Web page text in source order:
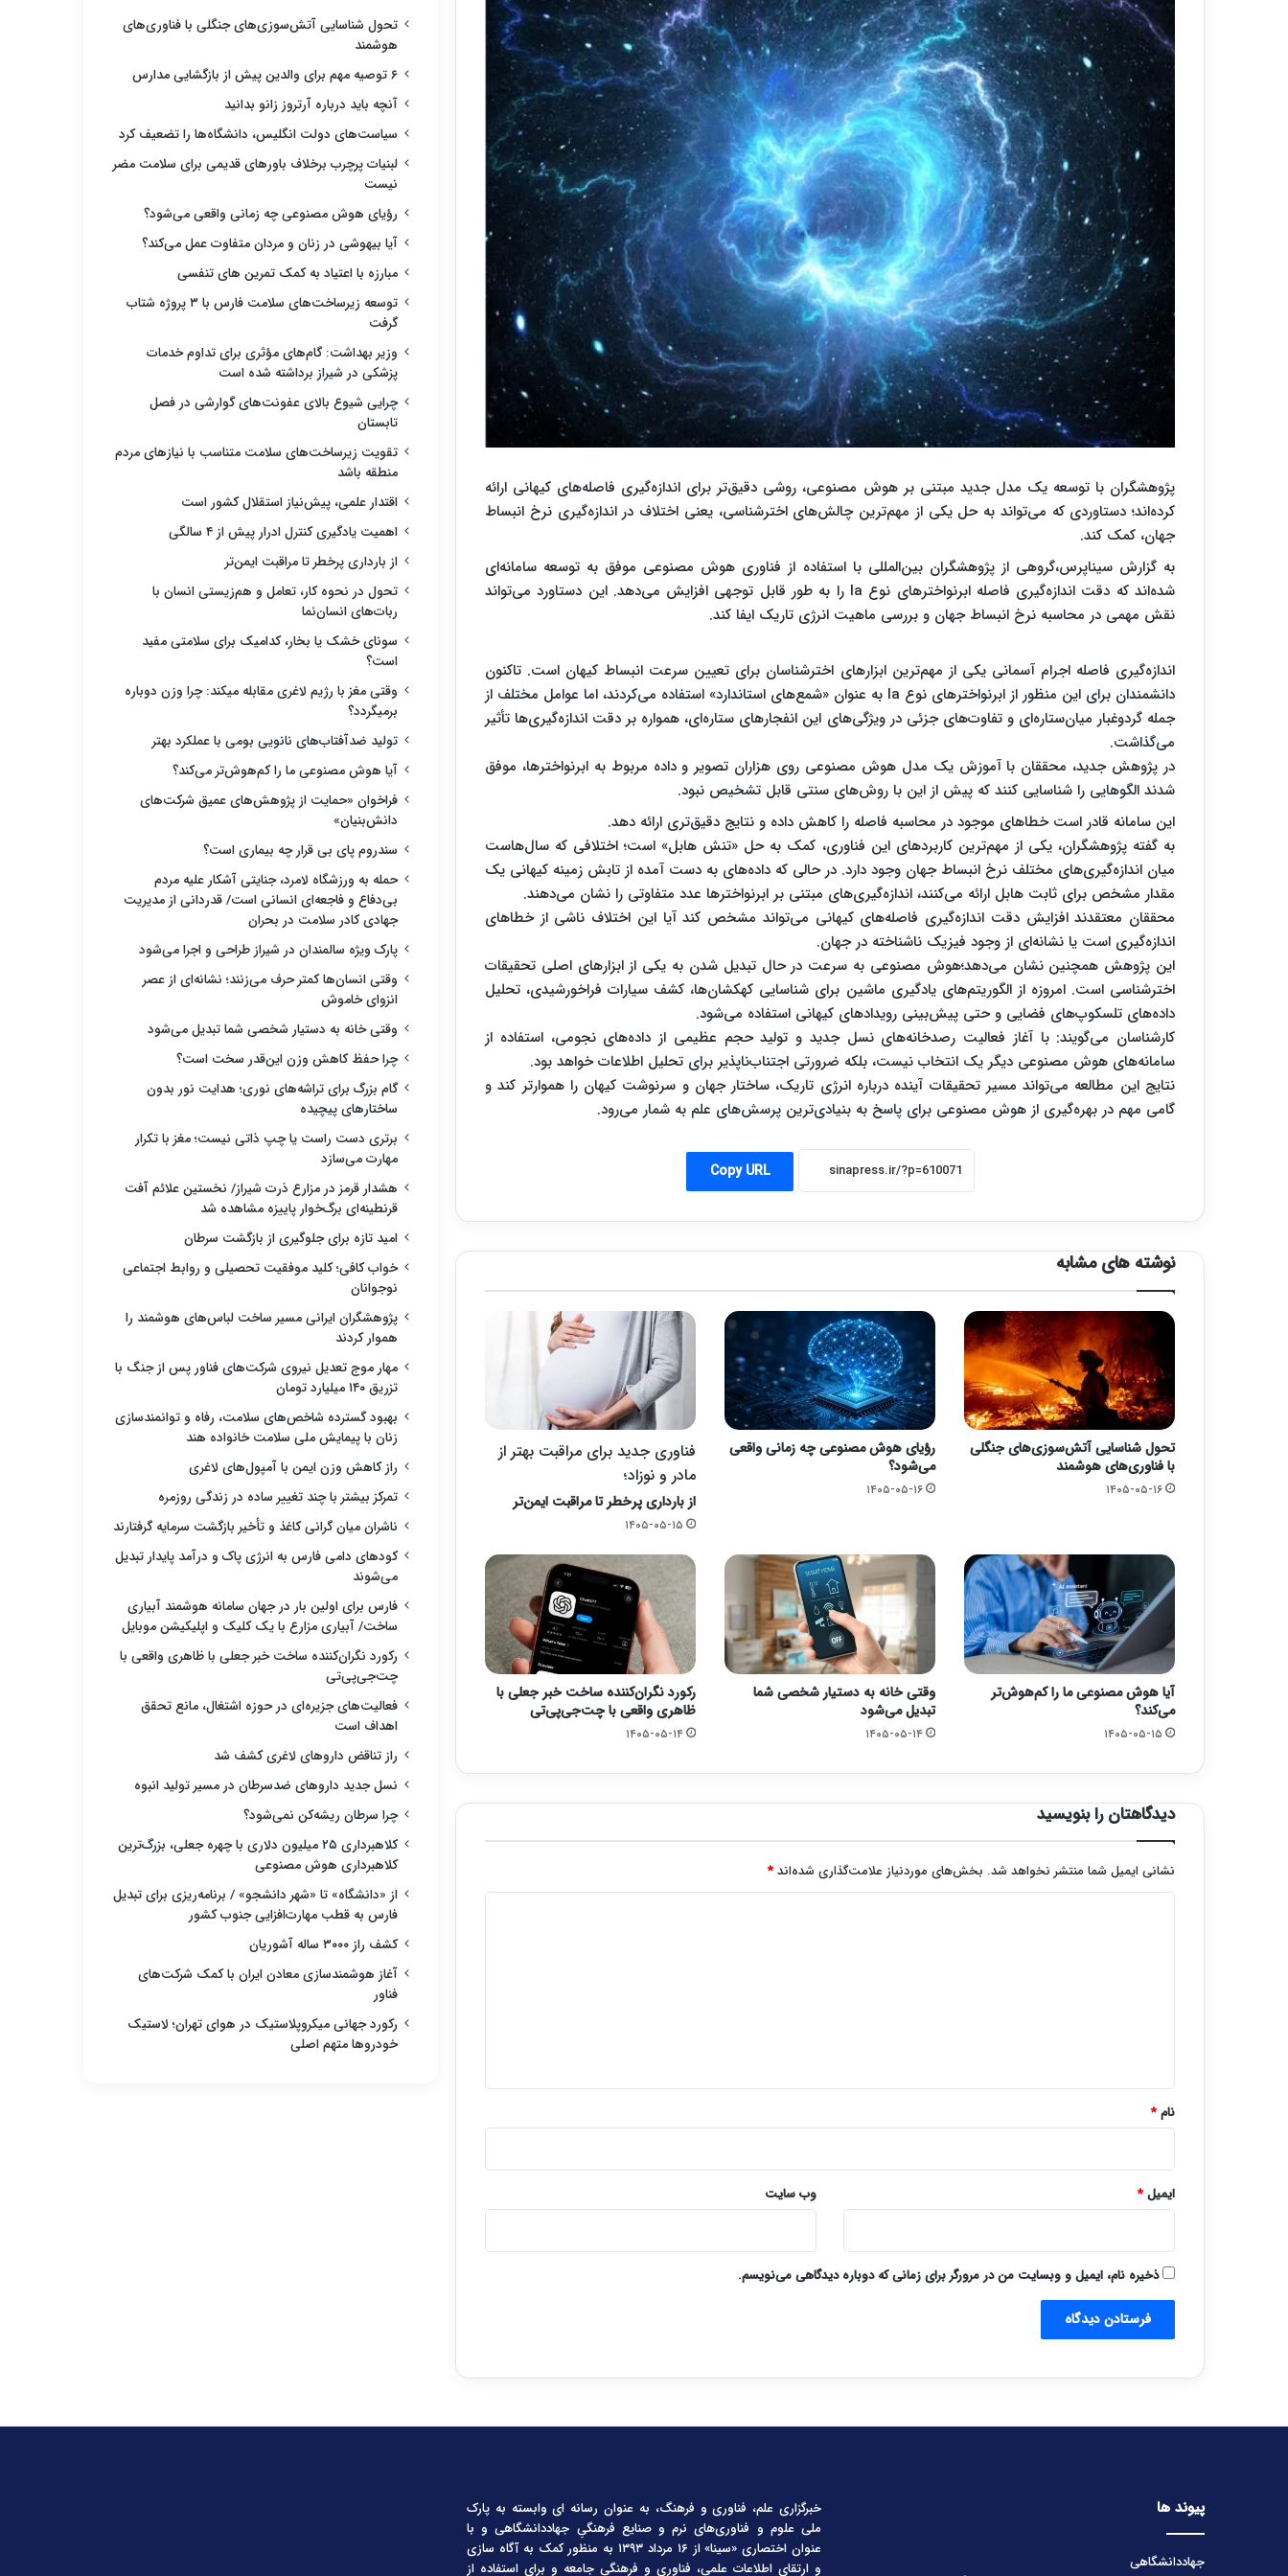
پژوهشگران با توسعه یک مدل جدید مبتنی بر هوش مصنوعی، روشی دقیق‌تر برای اندازه‌گیری فاصله‌های کیهانی ارائه
کرده‌اند؛ دستاوردی که می‌تواند به حل یکی از مهم‌ترین چالش‌های اخترشناسی، یعنی اختلاف در اندازه‌گیری نرخ انبساط
جهان، کمک کند.
به گزارش سیناپرس،گروهی از پژوهشگران بین‌المللی با استفاده از فناوری هوش مصنوعی موفق به توسعه سامانه‌ای
شده‌اند که دقت اندازه‌گیری فاصله ابرنواخترهای نوع Ia را به طور قابل توجهی افزایش می‌دهد. این دستاورد می‌تواند
نقش مهمی در محاسبه نرخ انبساط جهان و بررسی ماهیت انرژی تاریک ایفا کند.
اندازه‌گیری فاصله اجرام آسمانی یکی از مهم‌ترین ابزارهای اخترشناسان برای تعیین سرعت انبساط کیهان است. تاکنون
دانشمندان برای این منظور از ابرنواخترهای نوع Ia به عنوان «شمع‌های استاندارد» استفاده می‌کردند، اما عوامل مختلف از
جمله گردوغبار میان‌ستاره‌ای و تفاوت‌های جزئی در ویژگی‌های این انفجارهای ستاره‌ای، همواره بر دقت اندازه‌گیری‌ها تأثیر
می‌گذاشت.
در پژوهش جدید، محققان با آموزش یک مدل هوش مصنوعی روی هزاران تصویر و داده مربوط به ابرنواخترها، موفق
شدند الگوهایی را شناسایی کنند که پیش از این با روش‌های سنتی قابل تشخیص نبود.
این سامانه قادر است خطاهای موجود در محاسبه فاصله را کاهش داده و نتایج دقیق‌تری ارائه دهد.
به گفته پژوهشگران، یکی از مهم‌ترین کاربردهای این فناوری، کمک به حل «تنش هابل» است؛ اختلافی که سال‌هاست
میان اندازه‌گیری‌های مختلف نرخ انبساط جهان وجود دارد. در حالی که داده‌های به دست آمده از تابش زمینه کیهانی یک
مقدار مشخص برای ثابت هابل ارائه می‌کنند، اندازه‌گیری‌های مبتنی بر ابرنواخترها عدد متفاوتی را نشان می‌دهند.
محققان معتقدند افزایش دقت اندازه‌گیری فاصله‌های کیهانی می‌تواند مشخص کند آیا این اختلاف ناشی از خطاهای
اندازه‌گیری است یا نشانه‌ای از وجود فیزیک ناشناخته در جهان.
این پژوهش همچنین نشان می‌دهد؛هوش مصنوعی به سرعت در حال تبدیل شدن به یکی از ابزارهای اصلی تحقیقات
اخترشناسی است. امروزه از الگوریتم‌های یادگیری ماشین برای شناسایی کهکشان‌ها، کشف سیارات فراخورشیدی، تحلیل
داده‌های تلسکوپ‌های فضایی و حتی پیش‌بینی رویدادهای کیهانی استفاده می‌شود.
کارشناسان می‌گویند: با آغاز فعالیت رصدخانه‌های نسل جدید و تولید حجم عظیمی از داده‌های نجومی، استفاده از
سامانه‌های هوش مصنوعی دیگر یک انتخاب نیست، بلکه ضرورتی اجتناب‌ناپذیر برای تحلیل اطلاعات خواهد بود.
نتایج این مطالعه می‌تواند مسیر تحقیقات آینده درباره انرژی تاریک، ساختار جهان و سرنوشت کیهان را هموارتر کند و
گامی مهم در بهره‌گیری از هوش مصنوعی برای پاسخ به بنیادی‌ترین پرسش‌های علم به شمار می‌رود.
Copy URL
نوشته های مشابه
تحول شناسایی آتش‌سوزی‌های جنگلی
با فناوری‌های هوشمند
۱۴۰۵-۰۵-۱۶
رؤیای هوش مصنوعی چه زمانی واقعی
می‌شود؟
۱۴۰۵-۰۵-۱۶
فناوری جدید برای مراقبت بهتر از
مادر و نوزاد؛
از بارداری پرخطر تا مراقبت ایمن‌تر
۱۴۰۵-۰۵-۱۵
آیا هوش مصنوعی ما را کم‌هوش‌تر
می‌کند؟
۱۴۰۵-۰۵-۱۵
وقتی خانه به دستیار شخصی شما
تبدیل می‌شود
۱۴۰۵-۰۵-۱۴
رکورد نگران‌کننده ساخت خبر جعلی با
ظاهری واقعی با چت‌جی‌پی‌تی
۱۴۰۵-۰۵-۱۴
دیدگاهتان را بنویسید
نشانی ایمیل شما منتشر نخواهد شد. بخش‌های موردنیاز علامت‌گذاری شده‌اند*
نام*
ایمیل* وب‌ سایت
ذخیره نام، ایمیل و وبسایت من در مرورگر برای زمانی که دوباره دیدگاهی می‌نویسم.
تحول شناسایی آتش‌سوزی‌های جنگلی با فناوری‌های
هوشمند
۶ توصیه مهم برای والدین پیش از بازگشایی مدارس
آنچه باید درباره آرتروز زانو بدانید
سیاست‌های دولت انگلیس، دانشگاه‌ها را تضعیف کرد
لبنیات پرچرب برخلاف باورهای قدیمی برای سلامت مضر
نیست
رؤیای هوش مصنوعی چه زمانی واقعی می‌شود؟
آیا بیهوشی در زنان و مردان متفاوت عمل می‌کند؟
مبارزه با اعتیاد به کمک تمرین های تنفسی
توسعه زیرساخت‌های سلامت فارس با ۳ پروژه شتاب
گرفت
وزیر بهداشت: گام‌های مؤثری برای تداوم خدمات
پزشکی در شیراز برداشته شده است
چرایی شیوع بالای عفونت‌های گوارشی در فصل
تابستان
تقویت زیرساخت‌های سلامت متناسب با نیازهای مردم
منطقه باشد
اقتدار علمی، پیش‌نیاز استقلال کشور است
اهمیت یادگیری کنترل ادرار پیش از ۴ سالگی
از بارداری پرخطر تا مراقبت ایمن‌تر
تحول در نحوه کار، تعامل و هم‌زیستی انسان با
ربات‌های انسان‌نما
سونای خشک یا بخار، کدامیک برای سلامتی مفید
است؟
وقتی مغز با رژیم لاغری مقابله میکند: چرا وزن دوباره
برمیگردد؟
تولید ضدآفتاب‌های نانویی بومی با عملکرد بهتر
آیا هوش مصنوعی ما را کم‌هوش‌تر می‌کند؟
فراخوان «حمایت از پژوهش‌های عمیق شرکت‌های
دانش‌بنیان»
سندروم پای بی قرار چه بیماری است؟
حمله به ورزشگاه لامرد، جنایتی آشکار علیه مردم
بی‌دفاع و فاجعه‌ای انسانی است/ قدردانی از مدیریت
جهادی کادر سلامت در بحران
پارک ویژه سالمندان در شیراز طراحی و اجرا می‌شود
وقتی انسان‌ها کمتر حرف می‌زنند؛ نشانه‌ای از عصر
انزوای خاموش
وقتی خانه به دستیار شخصی شما تبدیل می‌شود
چرا حفظ کاهش وزن این‌قدر سخت است؟
گام بزرگ برای تراشه‌های نوری؛ هدایت نور بدون
ساختارهای پیچیده
برتری دست راست یا چپ ذاتی نیست؛ مغز با تکرار
مهارت می‌سازد
هشدار قرمز در مزارع ذرت شیراز/ نخستین علائم آفت
قرنطینه‌ای برگ‌خوار پاییزه مشاهده شد
امید تازه برای جلوگیری از بازگشت سرطان
خواب کافی؛ کلید موفقیت تحصیلی و روابط اجتماعی
نوجوانان
پژوهشگران ایرانی مسیر ساخت لباس‌های هوشمند را
هموار کردند
مهار موج تعدیل نیروی شرکت‌های فناور پس از جنگ با
تزریق ۱۴۰ میلیارد تومان
بهبود گسترده شاخص‌های سلامت، رفاه و توانمندسازی
زنان با پیمایش ملی سلامت خانواده هند
راز کاهش وزن ایمن با آمپول‌های لاغری
تمرکز بیشتر با چند تغییر ساده در زندگی روزمره
ناشران میان گرانی کاغذ و تأخیر بازگشت سرمایه گرفتارند
کودهای دامی فارس به انرژی پاک و درآمد پایدار تبدیل
می‌شوند
فارس برای اولین بار در جهان سامانه هوشمند آبیاری
ساخت/ آبیاری مزارع با یک کلیک و اپلیکیشن موبایل
رکورد نگران‌کننده ساخت خبر جعلی با ظاهری واقعی با
چت‌جی‌پی‌تی
فعالیت‌های جزیره‌ای در حوزه اشتغال، مانع تحقق
اهداف است
راز تناقض داروهای لاغری کشف شد
نسل جدید داروهای ضدسرطان در مسیر تولید انبوه
چرا سرطان ریشه‌کن نمی‌شود؟
کلاهبرداری ۲۵ میلیون دلاری با چهره جعلی، بزرگ‌ترین
کلاهبرداری هوش مصنوعی
از «دانشگاه» تا «شهر دانشجو» / برنامه‌ریزی برای تبدیل
فارس به قطب مهارت‌افزایی جنوب کشور
کشف راز ۳۰۰۰ ساله آشوریان
آغاز هوشمندسازی معادن ایران با کمک شرکت‌های
فناور
رکورد جهانی میکروپلاستیک در هوای تهران؛ لاستیک
خودروها متهم اصلی
پیوند ها
جهاددانشگاهی
خبرگزاری علم، فناوری و فرهنگ، به عنوان رسانه ای وابسته به پارک
ملی علوم و فناوری‌های نرم و صنایع فرهنگیِ جهاددانشگاهی و با
عنوان اختصاری «سینا» از ۱۶ مرداد ۱۳۹۳ به منظور کمک به آگاه سازی
و ارتقای اطلاعات علمی، فناوری و فرهنگی جامعه و برای استفاده از